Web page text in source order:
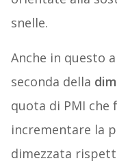
snelle.
Anche in questo
seconda della
quota di PMI che
incrementare la
dimezzata